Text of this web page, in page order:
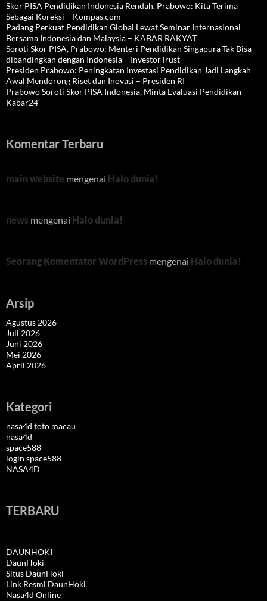
Skor PISA Pendidikan Indonesia Rendah, Prabowo: Kita Terima
Sebagai Koreksi – Kompas.com
Padang Perkuat Pendidikan Global Lewat Seminar Internasional
Bersama Indonesia dan Malaysia – KABAR RAKYAT
Soroti Skor PISA, Prabowo: Menteri Pendidikan Singapura Tak Bisa
dibandingkan dengan Indonesia – InvestorTrust
Presiden Prabowo: Peningkatan Investasi Pendidikan Jadi Langkah
Awal Mendorong Riset dan Inovasi – Presiden RI
Prabowo Soroti Skor PISA Indonesia, Minta Evaluasi Pendidikan –
Kabar24
Komentar Terbaru
main website mengenai Halo dunia!
news mengenai Halo dunia!
Seorang Komentator WordPress mengenai Halo dunia!
Arsip
Agustus 2026
Juli 2026
Juni 2026
Mei 2026
April 2026
Kategori
nasa4d toto macau
nasa4d
space588
login space588
NASA4D
TERBARU
DAUNHOKI
DaunHoki
Situs DaunHoki
Link Resmi DaunHoki
Nasa4d Online